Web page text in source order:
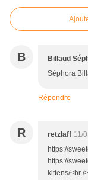
B Billaud
Séphora
Répondre
R retzlaff 11/
https://
https://
kittens/<br /